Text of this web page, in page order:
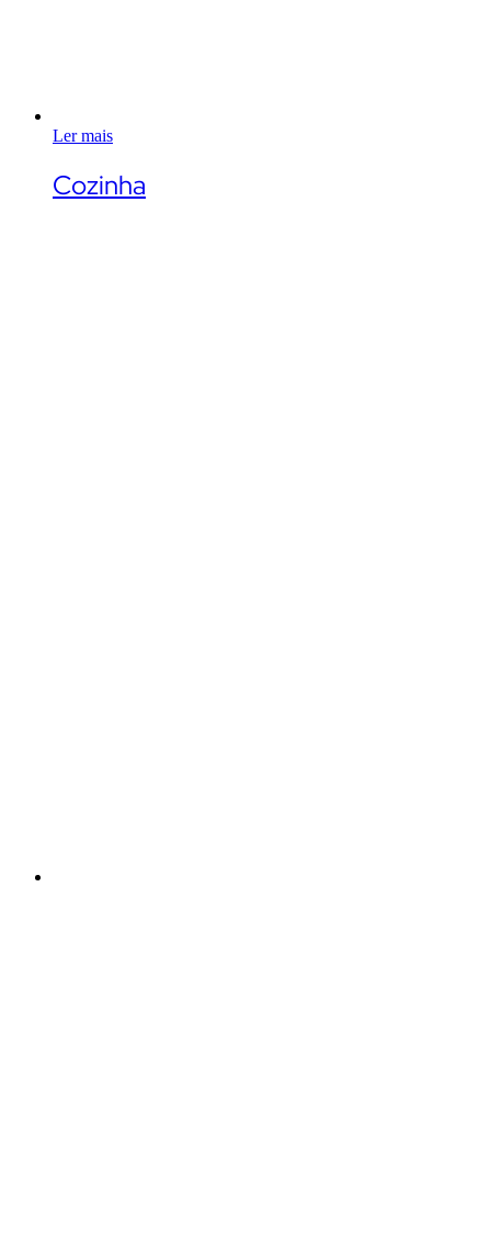
Ler mais
Cozinha